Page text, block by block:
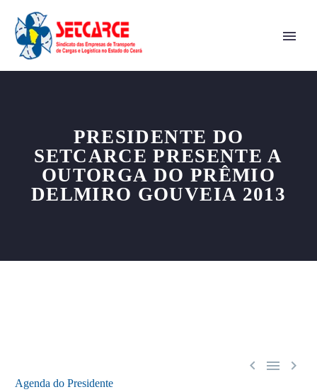
PRESIDENTE DO
SETCARCE PRESENTE A
OUTORGA DO PRÊMIO
DELMIRO GOUVEIA 2013
  
Agenda do Presidente